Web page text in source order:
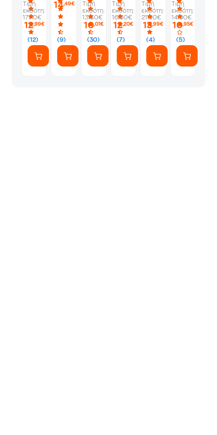
(12)
Τιμή
εκδότη:
17.70€
12,99€
(9)
14,49€
(30)
Τιμή
εκδότη:
13.30€
10,01€
(7)
Τιμή
εκδότη:
16.60€
12,20€
(4)
Τιμή
εκδότη:
21.90€
13,99€
στόχοι
(5)
Τιμή
εκδότη:
14.90€
10,95€